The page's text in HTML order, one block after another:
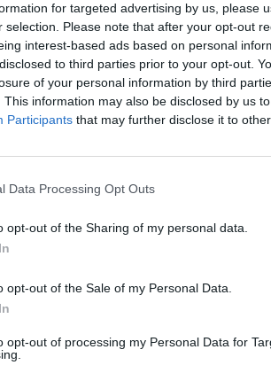
for targeted advertising by us, please
selection. Please note that after your opt-out
interest-based ads based on personal
to third parties prior to your opt-out.
of your personal information by third
This information may also be disclosed by us
Participants that may further disclose it to
Data Processing Opt Outs
opt-out of the Sharing of my personal data.
opt-out of the Sale of my Personal Data.
opt-out of processing my Personal Data for
KÖVETKEZŐ
Tüntetni készül a
Szabad
Országszerte meleg